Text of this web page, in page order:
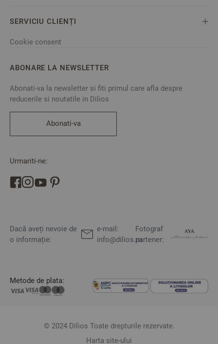
SERVICIU CLIENȚI
Cookie consent
ABONARE LA NEWSLETTER
Abonati-va la newsletter si fiti primul care afla despre
reducerile si noutatile in Dilios
Abonati-va
Urmariti-ne:
Dacă aveți nevoie de
o informație:
e-mail:
info@dilios.ro
Fotograf
partener:
Metode de plata:
© 2024 Dilios Toate drepturile rezervate.
Harta site-ului